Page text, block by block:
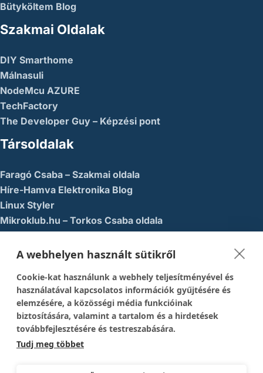
Bütyköltem Blog
Szakmai Oldalak
DIY Smarthome
Málnasuli
NodeMcu AZURE
TechFactory
The Developer Guy – Képzési pont
Társoldalak
Faragó Csaba – Szakmai oldala
Híre-Hamva Elektronika Blog
Linux Styler
Mikroklub.hu – Torkos Csaba oldala
Közösségi Média
1337-es menedék – Youtube
Easy Arduno Channel – Youtube
Magyar Arduino Csoport – Facebook
Magyar Arduino Labor – Facebook
Magyar Arduino Labor – Youtube
A webhelyen használt sütikről
Cookie-kat használunk a webhely teljesítményével és
használatával kapcsolatos információk gyűjtésére és
elemzésére, a közösségi média funkcióinak
biztosítására, valamint a tartalom és a hirdetések
továbbfejlesztésére és testreszabására.
Tudj meg többet